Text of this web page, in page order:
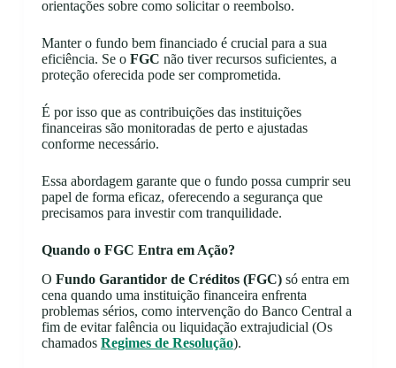
orientações sobre como solicitar o reembolso.
Manter o fundo bem financiado é crucial para a sua
eficiência. Se o FGC não tiver recursos suficientes, a
proteção oferecida pode ser comprometida.
É por isso que as contribuições das instituições
financeiras são monitoradas de perto e ajustadas
conforme necessário.
Essa abordagem garante que o fundo possa cumprir seu
papel de forma eficaz, oferecendo a segurança que
precisamos para investir com tranquilidade.
Quando o FGC Entra em Ação?
O Fundo Garantidor de Créditos (FGC)só entra em
cena quando uma instituição financeira enfrenta
problemas sérios, como intervenção do Banco Central a
fim de evitar falência ou liquidação extrajudicial (Os
chamados Regimes de Resolução).